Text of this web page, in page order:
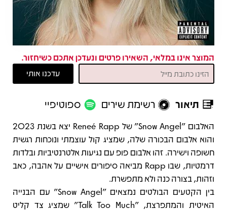
המוצר אינו במלאי, השאירו פרטים ונעדכן אתכם כשיחזור.
תיאור רשימת שירים ספוטיפיי
תיאור
האלבום "Snow Angel" של Reneé Rapp יצא בשנת 2023
והוא אלבום הבכורה שלה, שמציג קול עוצמתי ונוכחות רגשית
חשופה וישירה. זהו אלבום פופ עם נגיעות אלטרנטיביות ובלדות
דרמטיות, שבו Rapp מביאה סיפורים אישיים על אהבה, כאב
וזהות, בצורה כנה ולא מתפשרת.
בין הקטעים הבולטים נמצאים "Snow Angel" עם הבנייה
האיטית והמתפרצת, "Talk Too Much" שמציג צד קליט